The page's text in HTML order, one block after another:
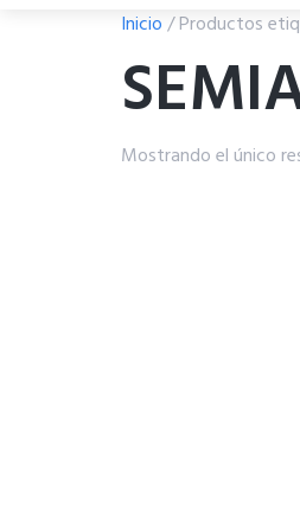
Inicio/ Productos
Mostrando el único